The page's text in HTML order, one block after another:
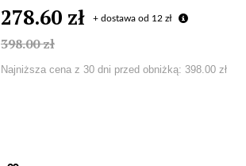
278.60 zł + dostawa od 12 zł
398.00 zł
Najniższa cena z 30 dni przed obniżką: 398.00 zł